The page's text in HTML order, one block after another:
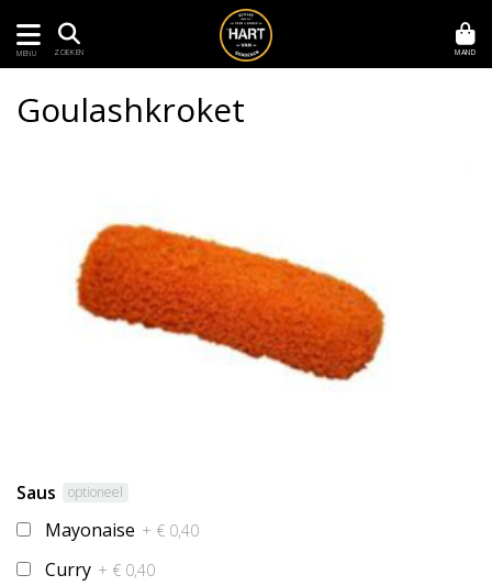
MENU ZOEKEN MAND
Goulashkroket
Saus optioneel
Mayonaise + € 0,40
Curry + € 0,40